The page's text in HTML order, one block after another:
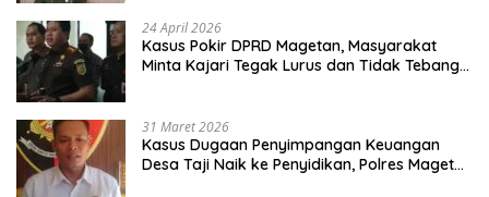
24 April 2026
Kasus Pokir DPRD Magetan, Masyarakat
Minta Kajari Tegak Lurus dan Tidak Tebang
31 Maret 2026
Kasus Dugaan Penyimpangan Keuangan
Desa Taji Naik ke Penyidikan, Polres Magetan